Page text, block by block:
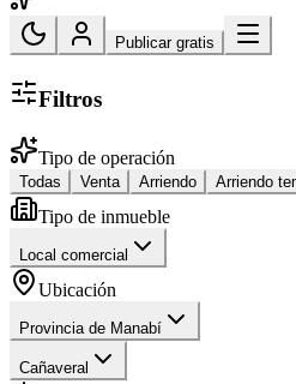
Publicar gratis
Filtros
Tipo de operación
Todas Venta Arriendo Arriendo
Tipo de inmueble
Local comercial
Ubicación
Provincia de Manabí
Cañaveral